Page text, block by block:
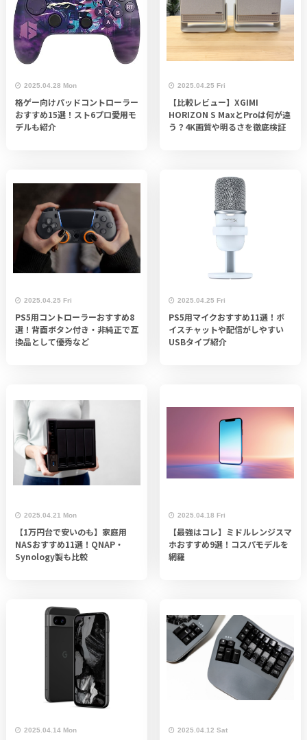
2025.04.28 Mon
格ゲー向けパッドコントローラー
おすすめ15選！スト6プロ愛用モ
デルも紹介
2025.04.25 Fri
【比較レビュー】XGIMI
HORIZON S MaxとProは何が違
う？4K画質や明るさを徹底検証
2025.04.25 Fri
PS5用コントローラーおすすめ8
選！背面ボタン付き・非純正で互
換品として優秀など
2025.04.25 Fri
PS5用マイクおすすめ11選！ボ
イスチャットや配信がしやすい
USBタイプ紹介
2025.04.21 Mon
【1万円台で安いのも】家庭用
NASおすすめ11選！QNAP・
Synology製も比較
2025.04.18 Fri
【最強はコレ】ミドルレンジスマ
ホおすすめ9選！コスパモデルを
網羅
2025.04.14 Mon 2025.04.12 Sat